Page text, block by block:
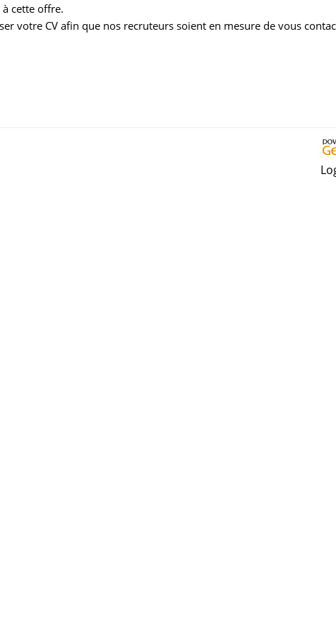
cette offre.
votre CV afin que nos recruteurs soient en mesure de vous